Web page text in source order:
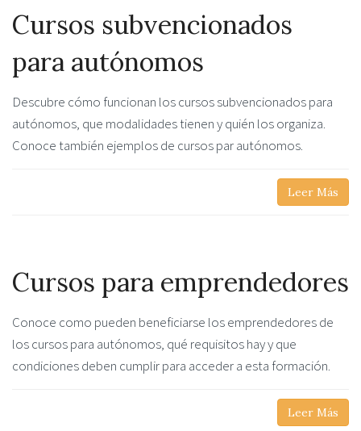
Cursos subvencionados
para autónomos
Descubre cómo funcionan los cursos subvencionados para
autónomos, que modalidades tienen y quién los organiza.
Conoce también ejemplos de cursos par autónomos.
Leer Más
Cursos para emprendedores
Conoce como pueden beneficiarse los emprendedores de
los cursos para autónomos, qué requisitos hay y que
condiciones deben cumplir para acceder a esta formación.
Leer Más